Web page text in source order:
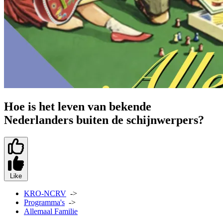
Hoe is het leven van bekende
Nederlanders buiten de schijnwerpers?
Like
KRO-NCRV ->
Programma's ->
Allemaal Familie